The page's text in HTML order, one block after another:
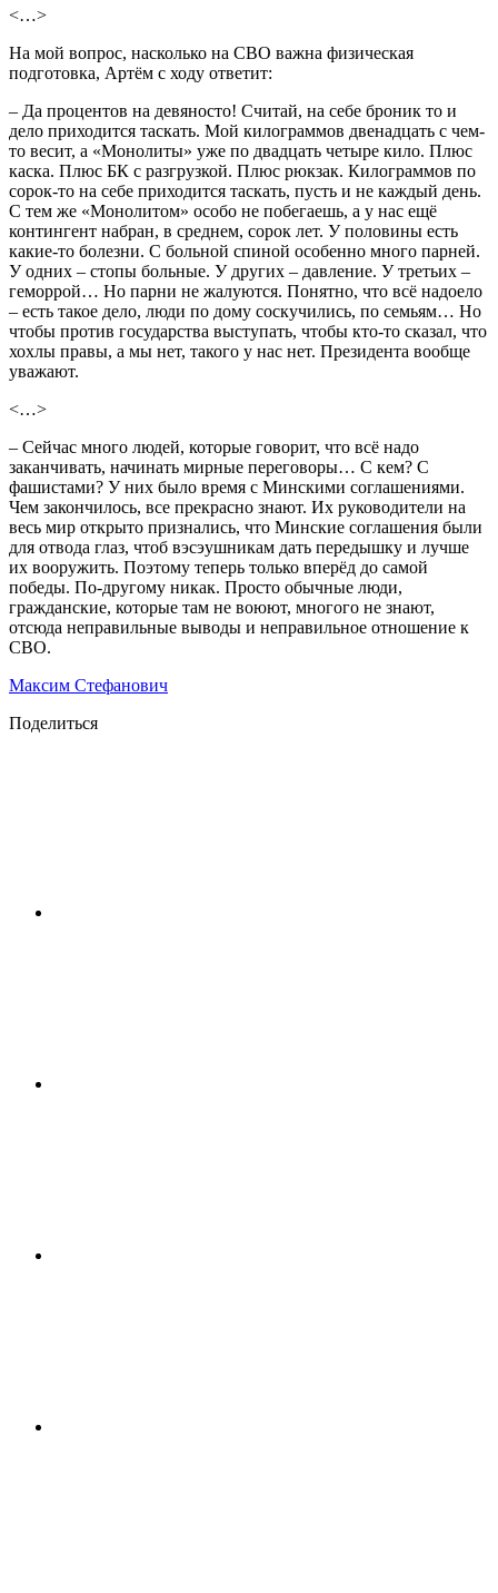
<…>
На мой вопрос, насколько на СВО важна физическая
подготовка, Артём с ходу ответит:
– Да процентов на девяносто! Считай, на себе броник то и
дело приходится таскать. Мой килограммов двенадцать с чем-
то весит, а «Монолиты» уже по двадцать четыре кило. Плюс
каска. Плюс БК с разгрузкой. Плюс рюкзак. Килограммов по
сорок-то на себе приходится таскать, пусть и не каждый день.
С тем же «Монолитом» особо не побегаешь, а у нас ещё
контингент набран, в среднем, сорок лет. У половины есть
какие-то болезни. С больной спиной особенно много парней.
У одних – стопы больные. У других – давление. У третьих –
геморрой… Но парни не жалуются. Понятно, что всё надоело
– есть такое дело, люди по дому соскучились, по семьям… Но
чтобы против государства выступать, чтобы кто-то сказал, что
хохлы правы, а мы нет, такого у нас нет. Президента вообще
уважают.
<…>
– Сейчас много людей, которые говорит, что всё надо
заканчивать, начинать мирные переговоры… С кем? С
фашистами? У них было время с Минскими соглашениями.
Чем закончилось, все прекрасно знают. Их руководители на
весь мир открыто признались, что Минские соглашения были
для отвода глаз, чтоб вэсэушникам дать передышку и лучше
их вооружить. Поэтому теперь только вперёд до самой
победы. По-другому никак. Просто обычные люди,
гражданские, которые там не воюют, многого не знают,
отсюда неправильные выводы и неправильное отношение к
СВО.
Максим Стефанович
Поделиться